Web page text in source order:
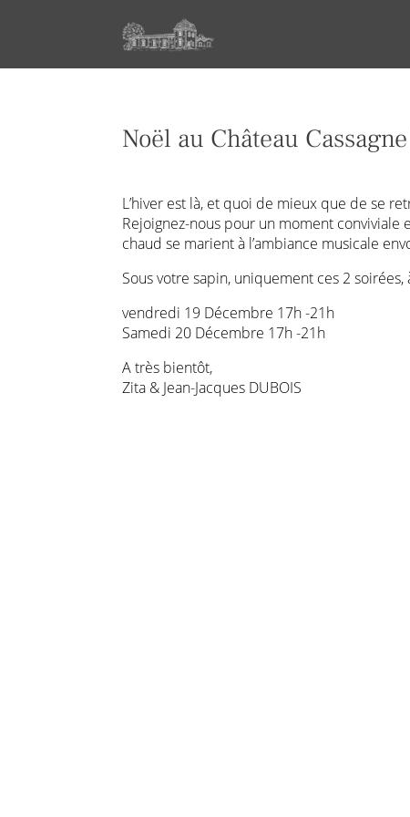
Noël au Château
L’hiver est là, et quoi de mieux que de se
Rejoignez-nous pour un moment conviviale
chaud se marient à l’ambiance musicale
Sous votre sapin, uniquement ces 2
vendredi 19 Décembre 17h -21h
Samedi 20 Décembre 17h -21h
A très bientôt,
Zita & Jean-Jacques DUBOIS